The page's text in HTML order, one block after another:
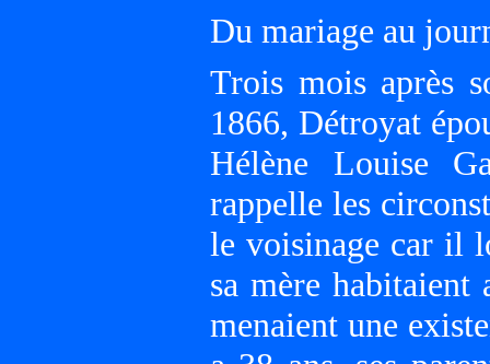
Du mariage au
Trois mois après
1866, Détroyat
Hélène Louise
rappelle les
le voisinage car il
sa mère habitaient
menaient une